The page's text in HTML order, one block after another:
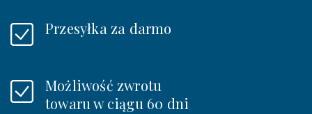
Przesyłka za darmo
Możliwość zwrotu
towaru w ciągu 60 dni